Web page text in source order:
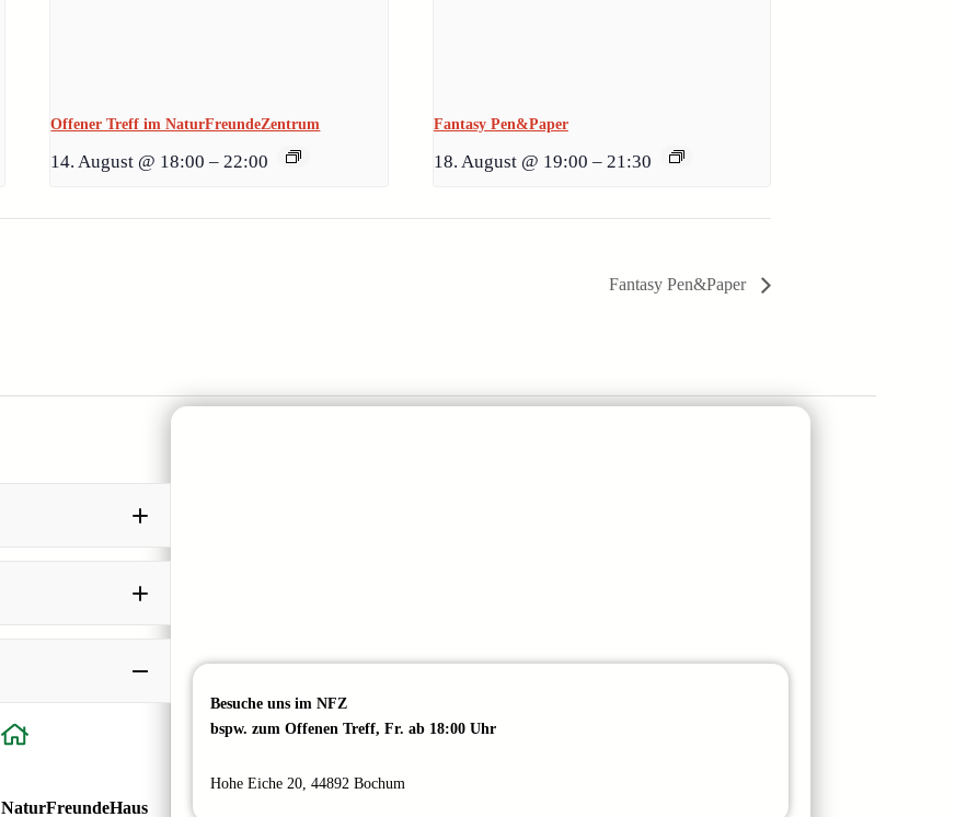
Offener Treff im NaturFreundeZentrum
14. August @ 18:00 – 22:00
Fantasy Pen&Paper
18. August @ 19:00 – 21:30
Fantasy Pen&Paper
NaturFreundeHaus
Besuche uns im NFZ
bspw. zum Offenen Treff, Fr. ab 18:00 Uhr
Hohe Eiche 20, 44892 Bochum